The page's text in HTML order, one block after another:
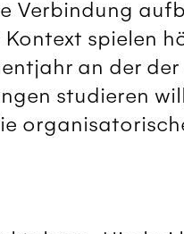
Verbindung
spielen
an der
studieren